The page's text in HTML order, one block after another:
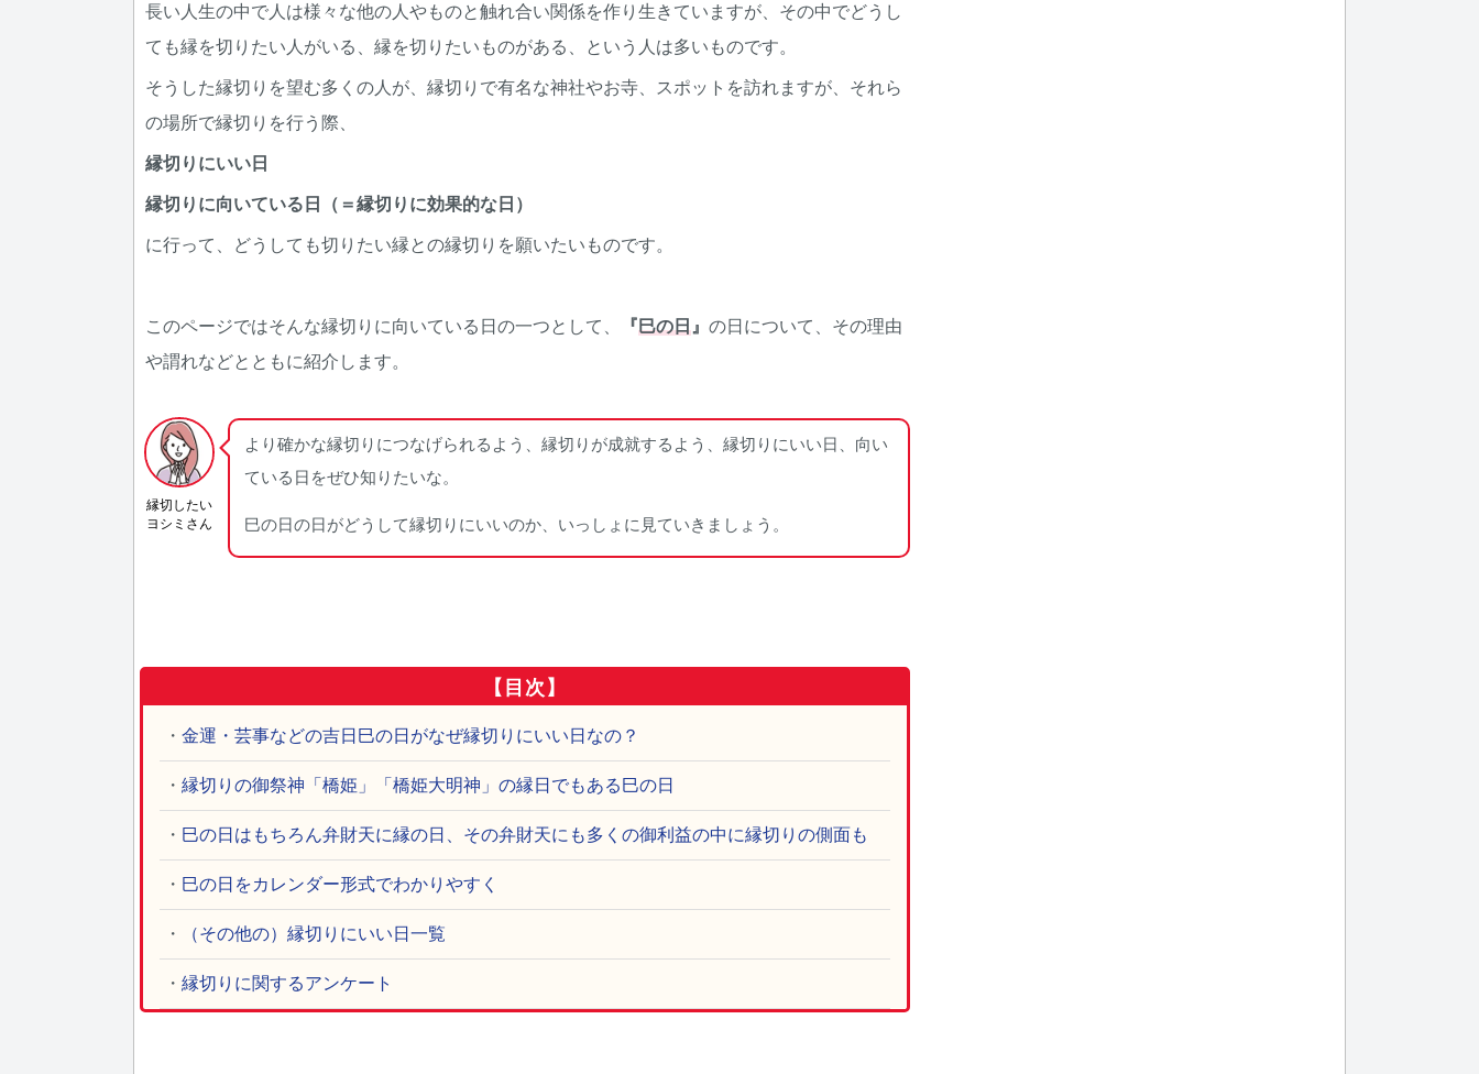
長い人生の中で人は様々な他の人やものと触れ合い関係を作り生きていますが、その中でどうし
ても縁を切りたい人がいる、縁を切りたいものがある、という人は多いものです。
そうした縁切りを望む多くの人が、縁切りで有名な神社やお寺、スポットを訪れますが、それら
の場所で縁切りを行う際、
縁切りにいい日
縁切りに向いている日（＝縁切りに効果的な日）
に行って、どうしても切りたい縁との縁切りを願いたいものです。
このページではそんな縁切りに向いている日の一つとして、 『巳の日 』 の日について、その理由
や謂れなどとともに紹介します。
縁切したい
ヨシミさん
より確かな縁切りにつなげられるよう、縁切りが成就するよう、縁切りにいい日、向い
ている日をぜひ知りたいな。
巳の日の日がどうして縁切りにいいのか、いっしょに見ていきましょう。
【目次】
・ 金運・芸事などの吉日巳の日がなぜ縁切りにいい日なの？
・ 縁切りの御祭神「橋姫」「橋姫大明神」の縁日でもある巳の日
・ 巳の日はもちろん弁財天に縁の日、その弁財天にも多くの御利益の中に縁切りの側面も
・ 巳の日をカレンダー形式でわかりやすく
・ （その他の）縁切りにいい日一覧
・ 縁切りに関するアンケート